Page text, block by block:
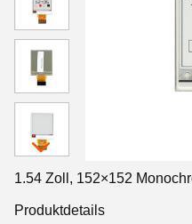
1.54 Zoll, 152×152
Produktdetails